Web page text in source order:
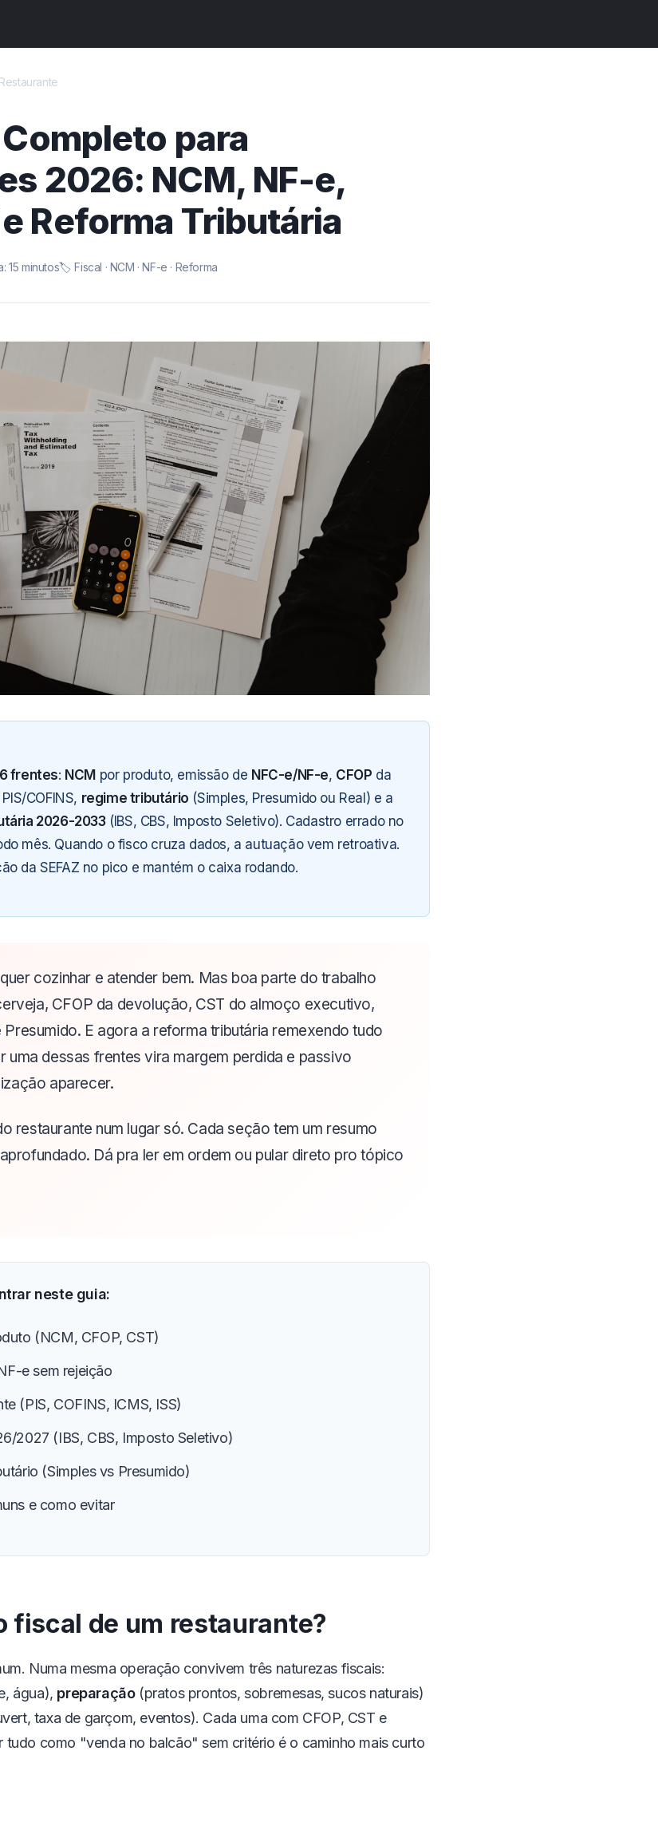
para
2026: NCM, NF-e,
e Reforma Tributária
15 minutos🏷️ Fiscal · NCM · NF-e · Reforma
6 frentes: NCM por produto, emissão de NFC-e/NF-e, CFOP da
COFINS, regime tributário (Simples, Presumido ou Real) e a
2026-2033(IBS, CBS, Imposto Seletivo). Cadastro errado no
mês. Quando o fisco cruza dados, a autuação vem retroativa.
da SEFAZ no pico e mantém o caixa rodando.
cozinhar e atender bem. Mas boa parte do trabalho
CFOP da devolução, CST do almoço executivo,
Presumido. E agora a reforma tributária remexendo tudo
uma dessas frentes vira margem perdida e passivo
aparecer.
restaurante num lugar só. Cada seção tem um resumo
Dá pra ler em ordem ou pular direto pro tópico
neste guia:
(NCM, CFOP, CST)
e sem rejeição
(PIS, COFINS, ICMS, ISS)
2027 (IBS, CBS, Imposto Seletivo)
(Simples vs Presumido)
e como evitar
fiscal de um restaurante?
Numa mesma operação convivem três naturezas fiscais:
água), preparação(pratos prontos, sobremesas, sucos naturais)
taxa de garçom, eventos). Cada uma com CFOP, CST e
tudo como "venda no balcão" sem critério é o caminho mais curto